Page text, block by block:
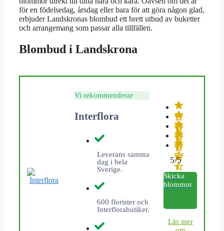
för en födelsedag, årsdag eller bara för att göra någon glad,
erbjuder Landskronas blombud ett brett utbud av buketter
och arrangemang som passar alla tillfällen.
Blombud i Landskrona
Vi rekommenderar
Interflora
Leverans samma
dag i hela
Sverige.
600 florister och
Interflorabutiker.
5/5
Skicka
blommor
Läs mer